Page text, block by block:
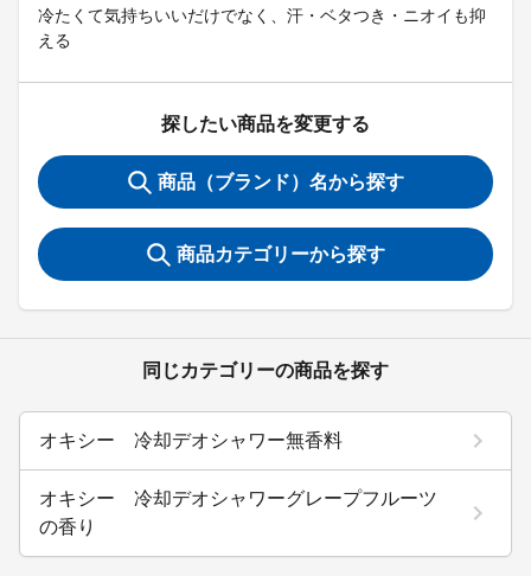
冷たくて気持ちいいだけでなく、汗・ベタつき・ニオイも抑
える
探したい商品を変更する
商品（ブランド）名から探す
商品カテゴリーから探す
同じカテゴリーの商品を探す
オキシー 冷却デオシャワー無香料
オキシー 冷却デオシャワーグレープフルーツ
の香り